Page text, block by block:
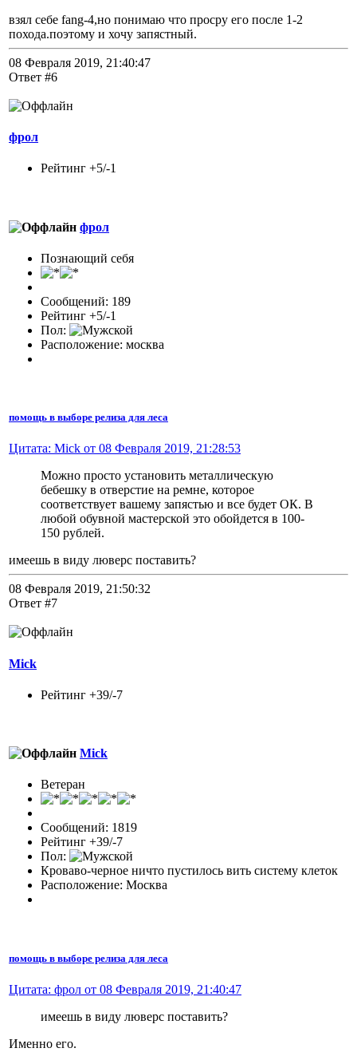
взял себе fang-4,но понимаю что просру его после 1-2
похода.поэтому и хочу запястный.
08 Февраля 2019, 21:40:47
Ответ #6
фрол
Рейтинг +5/-1
фрол
Познающий себя
Сообщений: 189
Рейтинг +5/-1
Пол:
Расположение: москва
помощь в выборе релиза для леса
Цитата: Mick от 08 Февраля 2019, 21:28:53
Можно просто установить металлическую
бебешку в отверстие на ремне, которое
соответствует вашему запястью и все будет ОК. В
любой обувной мастерской это обойдется в 100-
150 рублей.
имеешь в виду люверс поставить?
08 Февраля 2019, 21:50:32
Ответ #7
Mick
Рейтинг +39/-7
Mick
Ветеран
Сообщений: 1819
Рейтинг +39/-7
Пол:
Кроваво-черное ничто пустилось вить систему клеток
Расположение: Москва
помощь в выборе релиза для леса
Цитата: фрол от 08 Февраля 2019, 21:40:47
имеешь в виду люверс поставить?
Именно его.